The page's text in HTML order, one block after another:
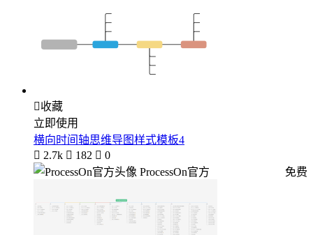
收藏
立即使用
横向时间轴思维导图样式模板4
 2.7k  182  0
ProcessOn官方
免费